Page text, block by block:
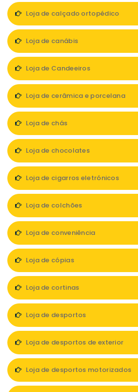
Loja de calçado ortopédico
Loja de canábis
Loja de Candeeiros
Loja de cerâmica e porcelana
Loja de chás
Loja de chocolates
Loja de cigarros eletrónicos
Loja de colchões
Loja de conveniência
Loja de cópias
Loja de cortinas
Loja de desportos
Loja de desportos de exterior
Loja de desportos motorizados